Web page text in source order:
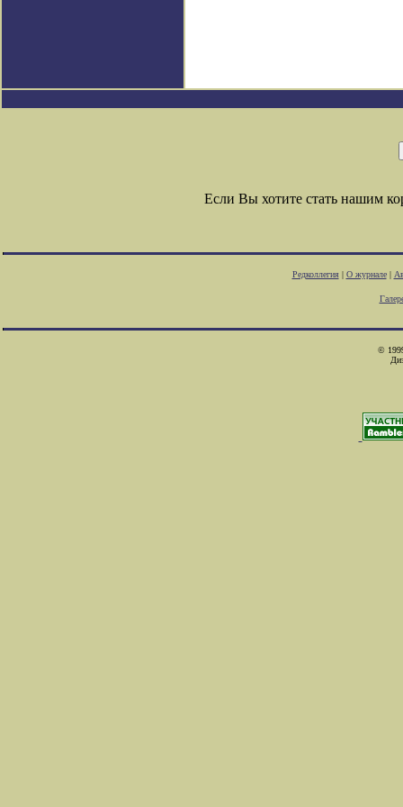
Если Вы хотите стать нашим
Редколлегия| О журнале|
©